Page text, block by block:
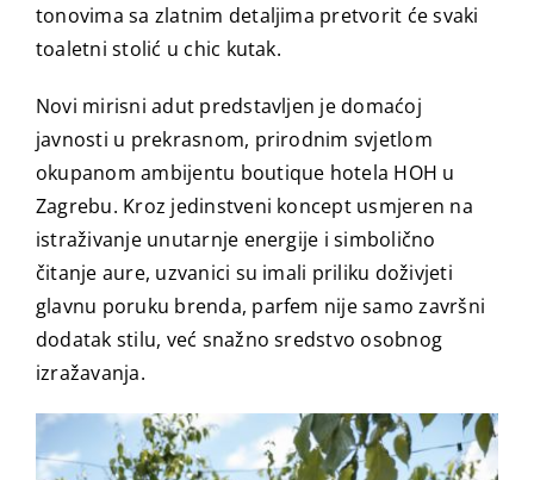
tonovima sa zlatnim detaljima pretvorit će svaki
toaletni stolić u chic kutak.
Novi mirisni adut predstavljen je domaćoj
javnosti u prekrasnom, prirodnim svjetlom
okupanom ambijentu boutique hotela HOH u
Zagrebu. Kroz jedinstveni koncept usmjeren na
istraživanje unutarnje energije i simbolično
čitanje aure, uzvanici su imali priliku doživjeti
glavnu poruku brenda, parfem nije samo završni
dodatak stilu, već snažno sredstvo osobnog
izražavanja.